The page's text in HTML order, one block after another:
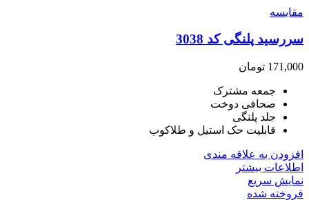
مقايسه
سررسید پلنگی کد 3038
171,000 تومان
جمعه مشترک
صحافی دوخت
جلد پلنگی
قابلیت حک استیل و طلاکوب
افزودن به علاقه مندی
اطلاعات بیشتر
نمایش سریع
فروخته شده